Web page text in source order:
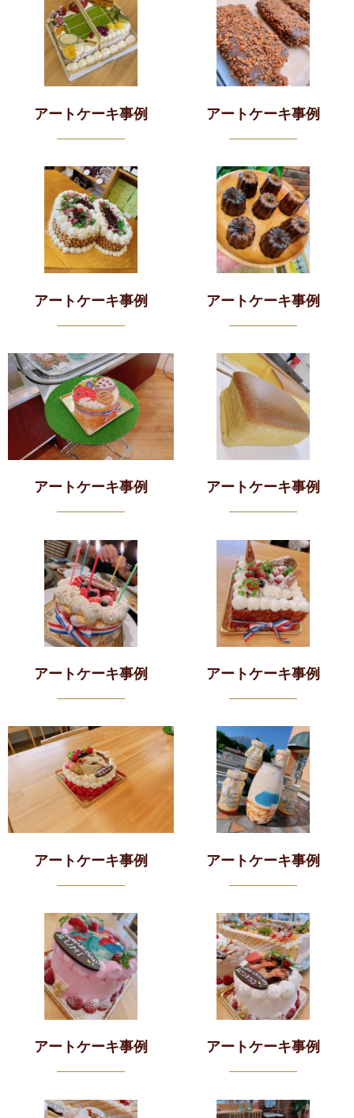
アートケーキ事例 アートケーキ事例
アートケーキ事例 アートケーキ事例
アートケーキ事例 アートケーキ事例
アートケーキ事例 アートケーキ事例
アートケーキ事例 アートケーキ事例
アートケーキ事例 アートケーキ事例